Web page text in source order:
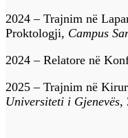
2024 – Trajnim në
Proktologji, Campus
2024 – Relatore në
2025 – Trajnim në
Universiteti i Gjenevës,